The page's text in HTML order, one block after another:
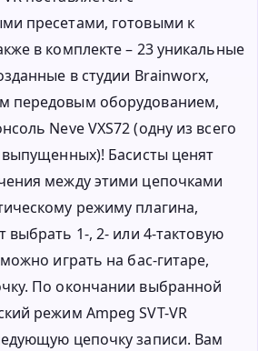
пресетами, готовыми к
в комплекте – 23 уникальные
в студии Brainworx,
передовым оборудованием,
Neve VXS72 (одну из всего
выпущенных)! Басисты ценят
между этими цепочками
режиму плагина,
выбрать 1-, 2- или 4-тактовую
играть на бас-гитаре,
По окончании выбранной
режим Ampeg SVT-VR
цепочку записи. Вам